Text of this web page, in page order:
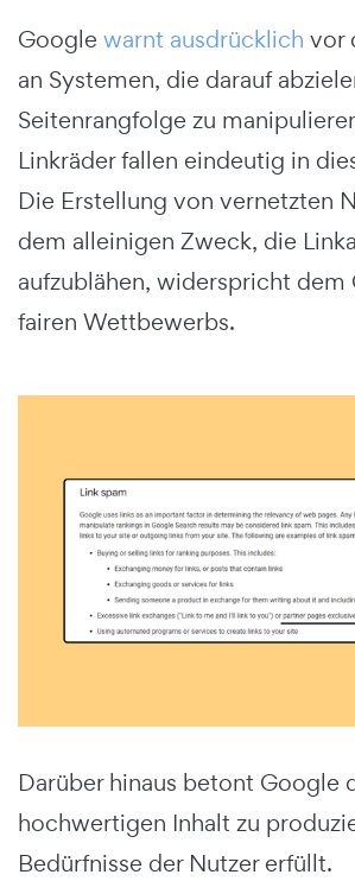
Google warnt ausdrücklich vor
an Systemen, die darauf
Seitenrangfolge zu
Linkräder fallen eindeutig in
Die Erstellung von vernetzten
dem alleinigen Zweck, die
aufzublähen, widerspricht dem
fairen Wettbewerbs.
Darüber hinaus betont Google
hochwertigen Inhalt zu
Bedürfnisse der Nutzer erfüllt.